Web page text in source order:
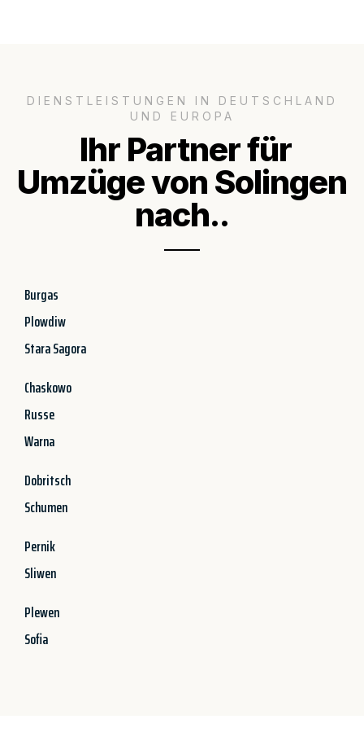
DIENSTLEISTUNGEN IN DEUTSCHLAND
UND EUROPA
Ihr Partner für
Umzüge von Solingen
nach..
Burgas
Plowdiw
Stara Sagora
Chaskowo
Russe
Warna
Dobritsch
Schumen
Pernik
Sliwen
Plewen
Sofia